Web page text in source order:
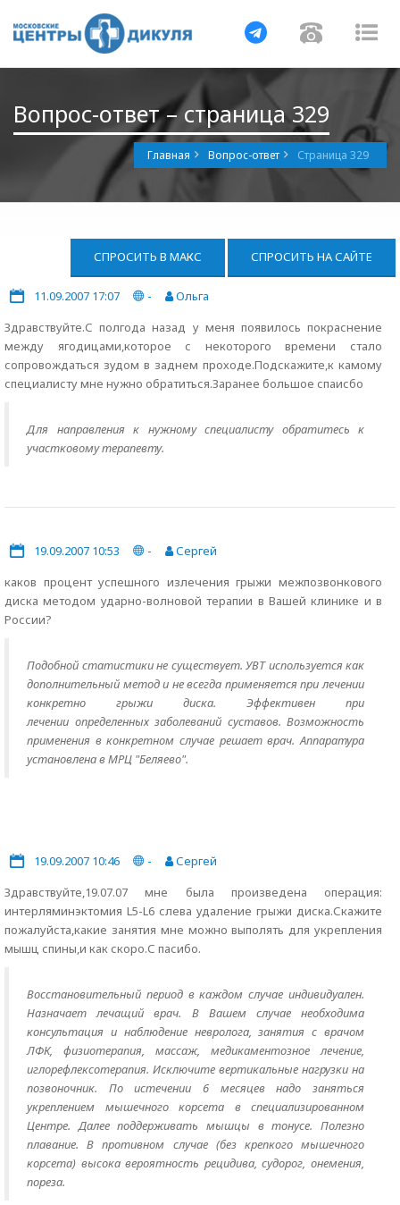
Навигация
Вопрос-ответ – страница 329
Главная Вопрос-ответ Страница 329
СПРОСИТЬ В МАКС СПРОСИТЬ НА САЙТЕ
11.09.2007 17:07 -
Ольга
Здравствуйте.С полгода назад у меня появилось покраснение
между ягодицами,которое с некоторого времени стало
сопровождаться зудом в заднем проходе.Подскажите,к камому
специалисту мне нужно обратиться.Заранее большое спаисбо
Для направления к нужному специалисту обратитесь к
участковому терапевту.
19.09.2007 10:53 -
Сергей
каков процент успешного излечения грыжи межпозвонкового
диска методом ударно-волновой терапии в Вашей клинике и в
России?
Подобной статистики не существует. УВТ используется как
дополнительный метод и не всегда применяется при лечении
конкретно грыжи диска. Эффективен при
лечении определенных заболеваний суставов. Возможность
применения в конкретном случае решает врач. Аппаратура
установлена в МРЦ "Беляево".
19.09.2007 10:46 -
Сергей
Здравствуйте,19.07.07 мне была произведена операция:
интерляминэктомия L5-L6 слева удаление грыжи диска.Скажите
пожалуйста,какие занятия мне можно выполять для укрепления
мышц спины,и как скоро.С пасибо.
Восстановительный период в каждом случае индивидуален.
Назначает лечащий врач. В Вашем случае необходима
консультация и наблюдение невролога, занятия с врачом
ЛФК, физиотерапия, массаж, медикаментозное лечение,
иглорефлексотерапия. Исключите вертикальные нагрузки на
позвоночник. По истечении 6 месяцев надо заняться
укреплением мышечного корсета в специализированном
Центре. Далее поддерживать мышцы в тонусе. Полезно
плавание. В противном случае (без крепкого мышечного
корсета) высока вероятность рецидива, судорог, онемения,
пореза.